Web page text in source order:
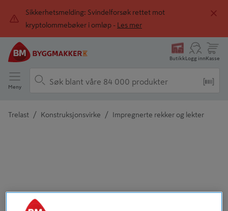
Sikkerhetsmelding: Svindelforsøk rettet mot
kryptolommebøker i omløp -
Les mer
ButikkLogg innKasse
Meny
Trelast / Konstruksjonsvirke / Impregnerte rekker og lekter